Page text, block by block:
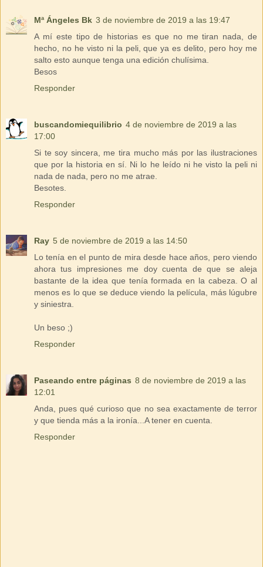
Mª Ángeles Bk 3 de noviembre de 2019 a las 19:47
A mí este tipo de historias es que no me tiran nada, de
hecho, no he visto ni la peli, que ya es delito, pero hoy me
salto esto aunque tenga una edición chulísima.
Besos
Responder
buscandomiequilibrio 4 de noviembre de 2019 a las
17:00
Si te soy sincera, me tira mucho más por las ilustraciones
que por la historia en sí. Ni lo he leído ni he visto la peli ni
nada de nada, pero no me atrae.
Besotes.
Responder
Ray 5 de noviembre de 2019 a las 14:50
Lo tenía en el punto de mira desde hace años, pero viendo
ahora tus impresiones me doy cuenta de que se aleja
bastante de la idea que tenía formada en la cabeza. O al
menos es lo que se deduce viendo la película, más lúgubre
y siniestra.
Un beso ;)
Responder
Paseando entre páginas 8 de noviembre de 2019 a las
12:01
Anda, pues qué curioso que no sea exactamente de terror
y que tienda más a la ironía...A tener en cuenta.
Responder